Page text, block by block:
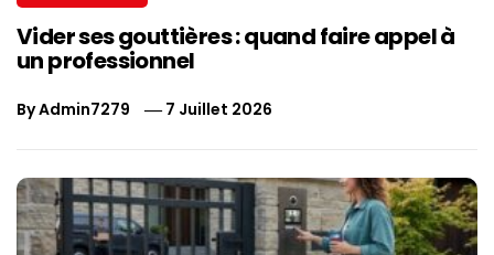
Vider ses gouttières : quand faire appel à
un professionnel
ByAdmin7279 7 Juillet 2026